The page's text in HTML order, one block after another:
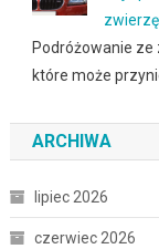
Podróżowanie
które może
ARCHIWA
lipiec 2026
czerwiec 2026